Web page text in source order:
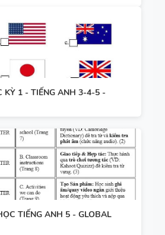
KỲ 1 - TIẾNG ANH 3-4-5 -
TIẾNG ANH 5 - GLOBAL